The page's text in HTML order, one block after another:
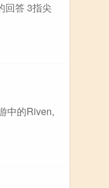
回答 3指尖
中的Riven,